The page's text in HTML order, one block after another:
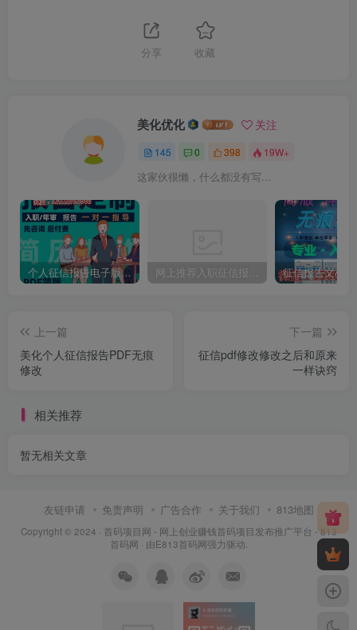
分享 收藏
美化优化 关注
145 0 398 19W+
这家伙很懒，什么都没有写...
个人征信报告电子版PDF如何完美无痕修改 网上推荐入职征信报告pdf无痕修改介绍制作
上一篇
美化个人征信报告PDF无痕
修改
下一篇
征信pdf修改修改之后和原来
一样诀窍
相关推荐
暂无相关文章
友链申请 免责声明 广告合作 关于我们 813地图
Copyright © 2024 · 首码项目网 - 网上创业赚钱首码项目发布推广平台 - 813
首码网 · 由E813首码网强力驱动.